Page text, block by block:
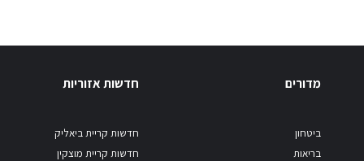
מדורים
ביטחון
בריאות
חדשות אזוריות
חדשות קריית ביאליק
חדשות קריית מוצקין